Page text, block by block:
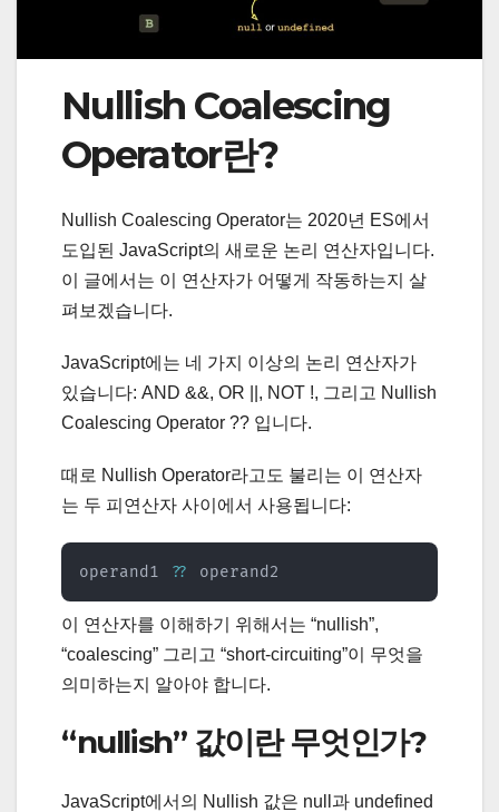
Nullish Coalescing
Operator란?
Nullish Coalescing Operator는 2020년 ES에서
도입된 JavaScript의 새로운 논리 연산자입니다.
이 글에서는 이 연산자가 어떻게 작동하는지 살
펴보겠습니다.
JavaScript에는 네 가지 이상의 논리 연산자가
있습니다: AND &&, OR ||, NOT !, 그리고 Nullish
Coalescing Operator ?? 입니다.
때로 Nullish Operator라고도 불리는 이 연산자
는 두 피연산자 사이에서 사용됩니다:
operand1 ?? operand2
이 연산자를 이해하기 위해서는 “nullish”,
“coalescing” 그리고 “short-circuiting”이 무엇을
의미하는지 알아야 합니다.
“nullish” 값이란 무엇인가?
JavaScript에서의 Nullish 값은 null과 undefined